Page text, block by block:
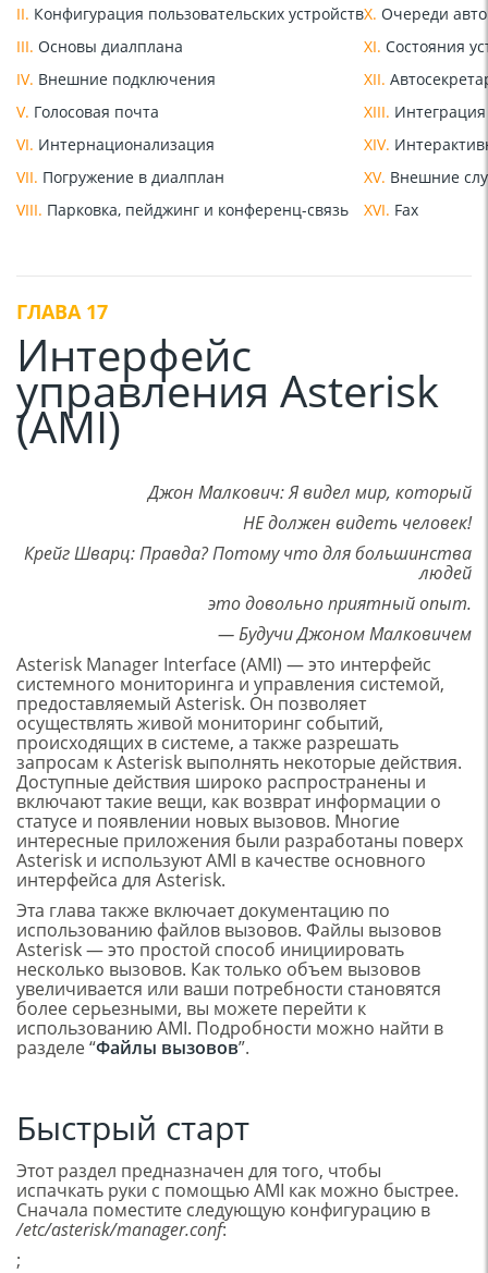
II. Конфигурация пользовательских устройств
III. Основы диалплана
IV. Внешние подключения
V. Голосовая почта
VI. Интернационализация
VII. Погружение в диалплан
VIII. Парковка, пейджинг и конференц-связь
X. Очереди
XI. Состояния
XII.
XIII.
XIV.
XV. Внешние
XVI. Fax
ГЛАВА 17
Интерфейс
управления Asterisk
(AMI)
Джон Малкович: Я видел мир, который
НЕ должен видеть человек!
Крейг Шварц: Правда? Потому что для большинства
людей
это довольно приятный опыт.
— Будучи Джоном Малковичем
Asterisk Manager Interface (AMI) — это интерфейс
системного мониторинга и управления системой,
предоставляемый Asterisk. Он позволяет
осуществлять живой мониторинг событий,
происходящих в системе, а также разрешать
запросам к Asterisk выполнять некоторые действия.
Доступные действия широко распространены и
включают такие вещи, как возврат информации о
статусе и появлении новых вызовов. Многие
интересные приложения были разработаны поверх
Asterisk и используют AMI в качестве основного
интерфейса для Asterisk.
Эта глава также включает документацию по
использованию файлов вызовов. Файлы вызовов
Asterisk — это простой способ инициировать
несколько вызовов. Как только объем вызовов
увеличивается или ваши потребности становятся
более серьезными, вы можете перейти к
использованию AMI. Подробности можно найти в
разделе “Файлы вызовов”.
Быстрый старт
Этот раздел предназначен для того, чтобы
испачкать руки с помощью AMI как можно быстрее.
Сначала поместите следующую конфигурацию в
/etc/asterisk/manager.conf:
;